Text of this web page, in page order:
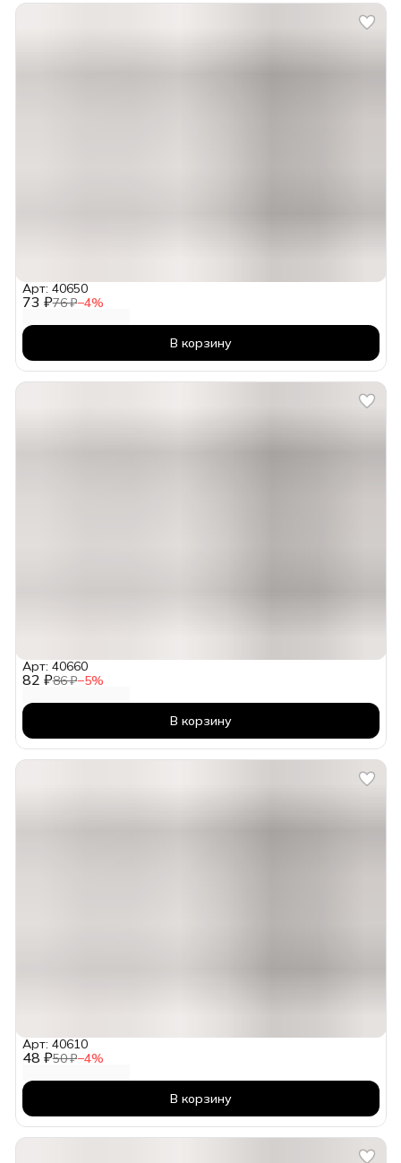
73 ₽76 ₽−4%
Арт: 40650
В корзину
82 ₽86 ₽−5%
Арт: 40660
В корзину
48 ₽50 ₽−4%
Арт: 40610
В корзину